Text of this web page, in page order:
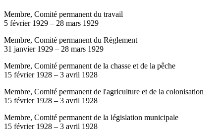
Membre, Comité permanent du travail
5 février 1929 – 28 mars 1929
Membre, Comité permanent du Règlement
31 janvier 1929 – 28 mars 1929
Membre, Comité permanent de la chasse et de la pêche
15 février 1928 – 3 avril 1928
Membre, Comité permanent de l'agriculture et de la colonisation
15 février 1928 – 3 avril 1928
Membre, Comité permanent de la législation municipale
15 février 1928 – 3 avril 1928